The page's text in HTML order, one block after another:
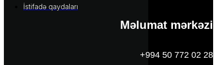
İstifadə qaydaları
Məlumat mərkəzi
+994 50 772 02 28